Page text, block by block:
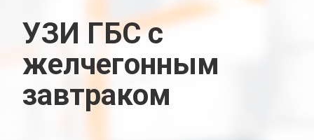
УЗИ ГБС с
желчегонным
завтраком